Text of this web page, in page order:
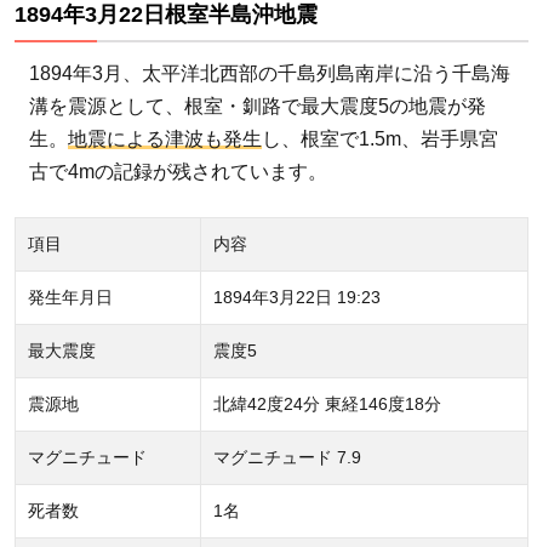
1894年3月22日根室半島沖地震
1894年3月、太平洋北西部の千島列島南岸に沿う千島海
溝を震源として、根室・釧路で最大震度5の地震が発
生。 地震による津波も発生 し、根室で1.5m、岩手県宮
古で4mの記録が残されています。
項目 内容
発生年月日 1894年3月22日 19:23
最大震度 震度5
震源地 北緯42度24分 東経146度18分
マグニチュード マグニチュード 7.9
死者数 1名